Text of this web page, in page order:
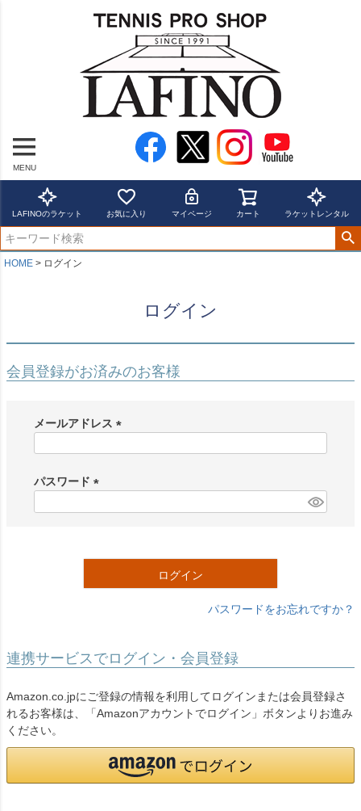
MENU
LAFINOのラケット お気に入り マイページ カート ラケットレンタル
HOME ログイン
ログイン
会員登録がお済みのお客様
メールアドレス
)
パスワード
ログイン
パスワードをお忘れですか？
連携サービスでログイン・会員登録
Amazon.co.jpにご登録の情報を利用してログインまたは会員登録さ
れるお客様は、「Amazonアカウントでログイン」ボタンよりお進み
ください。